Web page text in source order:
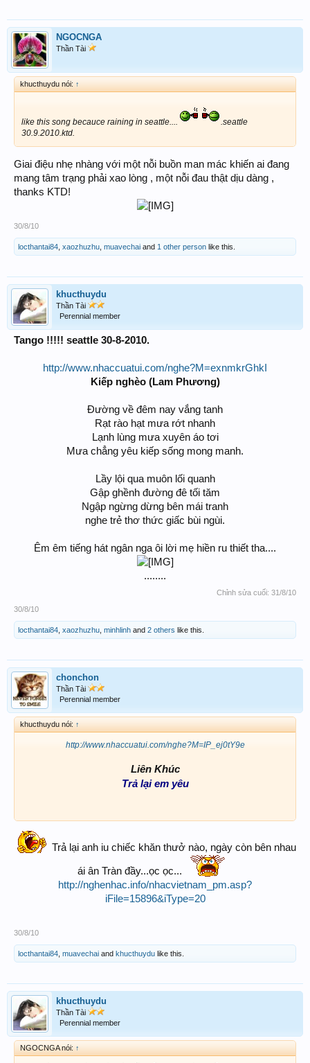
NGOCNGA
Thần Tài
khucthuydu nói: ↑
like this song becauce raining in seattle....
.seattle
30.9.2010.ktd.
Giai điệu nhẹ nhàng với một nỗi buồn man mác khiến ai đang
mang tâm trạng phải xao lòng , một nỗi đau thật dịu dàng ,
thanks KTD!
30/8/10
locthantai84 xaozhuzhu muavechai and 1 other person like this.
khucthuydu
Thần Tài
Perennial member
Tango !!!!! seattle 30-8-2010.
http://www.nhaccuatui.com/nghe?M=exnmkrGhkI
Kiếp nghèo (Lam Phương)
Đường về đêm nay vắng tanh
Rạt rào hạt mưa rớt nhanh
Lạnh lùng mưa xuyên áo tơi
Mưa chẳng yêu kiếp sống mong manh.​
Lầy lội qua muôn lối quanh
Gập ghềnh đường đê tối tăm
Ngập ngừng dừng bên mái tranh
nghe trẻ thơ thức giấc bùi ngùi.​
Êm êm tiếng hát ngân nga ôi lời mẹ hiền ru thiết tha....
........​
Chỉnh sửa cuối: 31/8/10
30/8/10
locthantai84 xaozhuzhu minhlinh and 2 others like this.
chonchon
Thần Tài
Perennial member
khucthuydu nói: ↑
http://www.nhaccuatui.com/nghe?M=IP_ej0tY9e
Liên Khúc
Trả lại em yêu
Trả lại anh iu chiếc khăn thưở nào, ngày còn bên nhau
ái ân Tràn đầy...ọc ọc...
http://nghenhac.info/nhacvietnam_pm.asp?
iFile=15896&iType=20
30/8/10
locthantai84 muavechai and khucthuydu like this.
khucthuydu
Thần Tài
Perennial member
NGOCNGA nói: ↑